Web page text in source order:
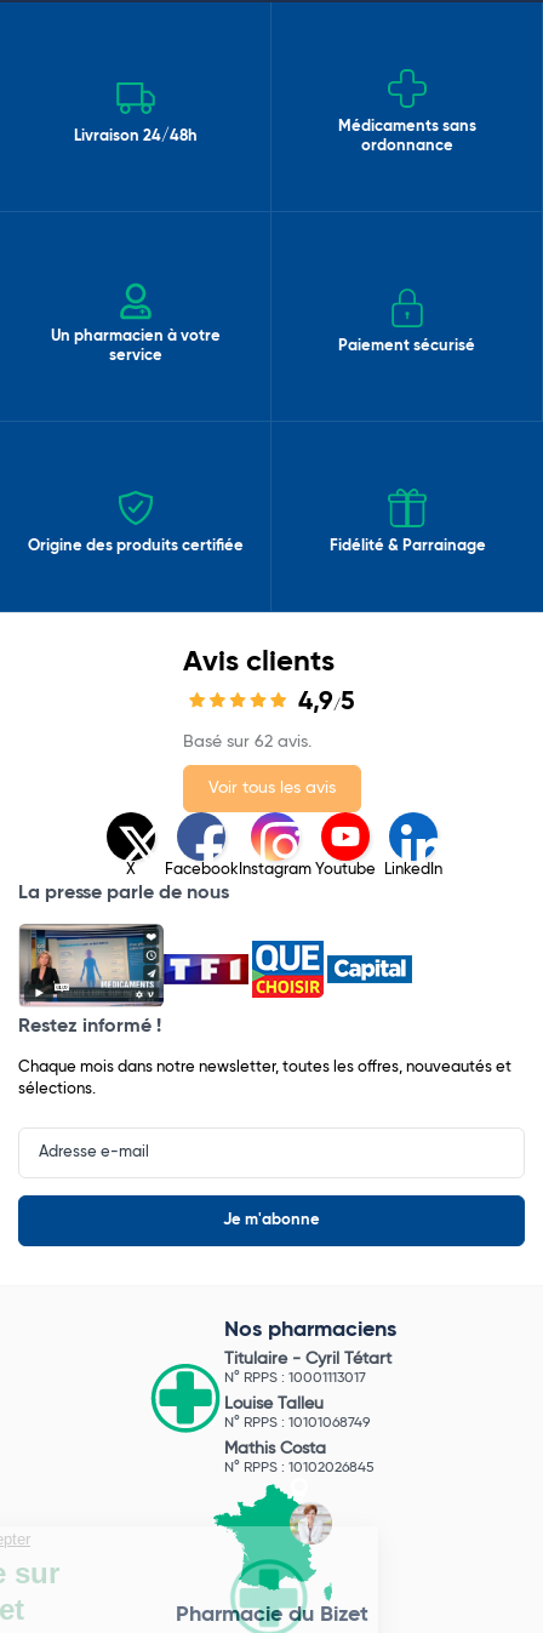
Livraison 24/48h
Médicaments sans
ordonnance
Un pharmacien à votre
service
Paiement sécurisé
Origine des produits certifiée Fidélité & Parrainage
Avis clients
4,9/5
Basé sur 62 avis.
Voir tous les avis
X Facebook Instagram Youtube LinkedIn
La presse parle de nous
Restez informé !
Chaque mois dans notre newsletter, toutes les offres, nouveautés et
sélections.
Input
Newsletter
Nos pharmaciens
Titulaire - Cyril Tétart
N° RPPS : 10001113017
Louise Talleu
N° RPPS : 10101068749
Mathis Costa
N° RPPS : 10102026845
Pharmacie du Bizet